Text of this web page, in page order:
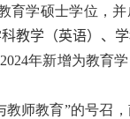
育学硕士学位，
教学（英语）、
2024年新增为教育学
师教育”的号召